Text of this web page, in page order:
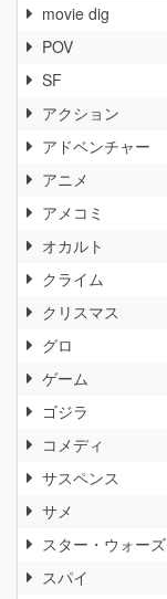
movie dig
POV
SF
アクション
アドベンチャー
アニメ
アメコミ
オカルト
クライム
クリスマス
グロ
ゲーム
ゴジラ
コメディ
サスペンス
サメ
スター・ウォーズ
スパイ